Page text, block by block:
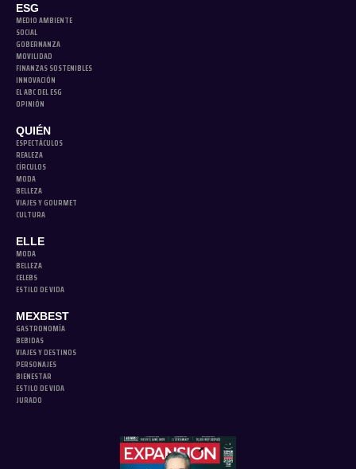
ESG
MEDIO AMBIENTE
SOCIAL
GOBERNANZA
MOVILIDAD
FINANZAS SOSTENIBLES
INNOVACIÓN
EL ABC DEL ESG
OPINIÓN
QUIÉN
ESPECTÁCULOS
REALEZA
CÍRCULOS
MODA
BELLEZA
VIAJES Y GOURMET
CULTURA
ELLE
MODA
BELLEZA
CELEBS
ESTILO DE VIDA
MEXBEST
GASTRONOMÍA
BEBIDAS
VIAJES Y DESTINOS
PERSONAJES
BIENESTAR
ESTILO DE VIDA
JURADO